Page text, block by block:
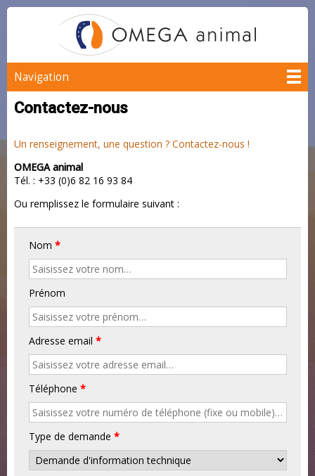
Navigation
Contactez-nous
Un renseignement, une question ? Contactez-nous !
OMEGA animal
Tél. : +33 (0)6 82 16 93 84
Ou remplissez le formulaire suivant :
Nom *
Prénom
Adresse email *
Téléphone *
Type de demande *